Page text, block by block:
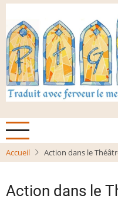
Aller
contenu
principal
Accueil Action dans le
Action dans le